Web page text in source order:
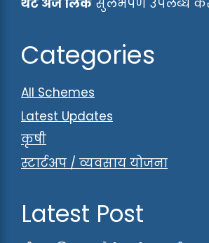
थेट अर्ज लिंक सुलभपणे उपलब्ध
Categories
All Schemes
Latest Updates
कृषी
स्टार्टअप / व्यवसाय योजना
Latest Post